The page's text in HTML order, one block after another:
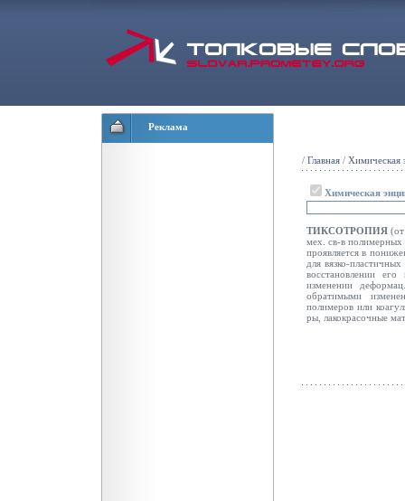
Реклама
/ Главная / Химическая
Химическая
ТИКСОТРОПИЯ
мех. св-в полимерных
проявляется в
для вязко-
восстановлении
изменении
обратимыми
полимеров или
ры, лакокрасочные